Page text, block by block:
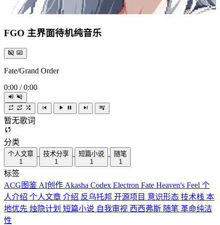
FGO 主界面待机纯音乐
Fate/Grand Order
0:00 / 0:00
暂无歌词
分类
个人文章
1
技术分享
1
短篇小说
1
随笔
1
标签
ACG图鉴 AI创作 Akasha Codex Electron Fate Heaven's Feel 个
人介绍 个人文章 介绍 反乌托邦 开源项目 意识形态 技术栈 本
地优先 烛隐计划 短篇小说 自我审视 西西弗斯 随笔 革命纯洁
性